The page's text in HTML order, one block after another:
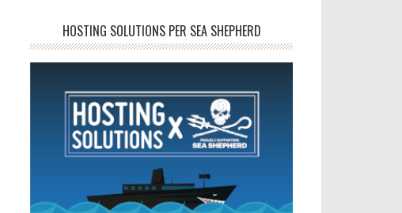
HOSTING SOLUTIONS PER SEA SHEPHERD